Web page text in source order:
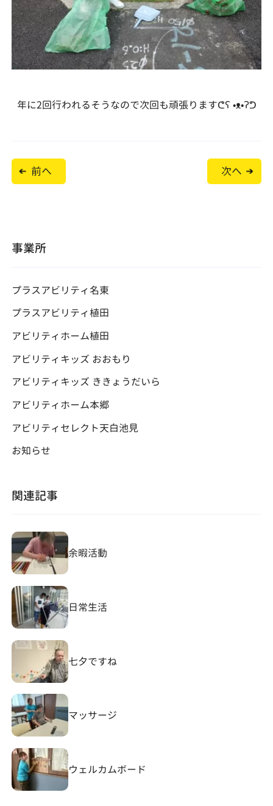
年に2回行われるそうなので次回も頑張りますᕦ⁠ʕ⁠ ⁠•⁠ᴥ⁠•⁠ʔ⁠ᕤ
投
ナ
ョ
ン
前へ 次へ
事業所
プラスアビリティ名東
プラスアビリティ植田
アビリティホーム植田
アビリティキッズ おおもり
アビリティキッズ ききょうだいら
アビリティホーム本郷
アビリティセレクト天白池見
お知らせ
関連記事
余暇活動
日常生活
七夕ですね
マッサージ
ウェルカムボード